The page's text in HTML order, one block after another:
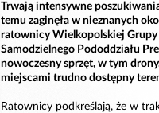
Trwają intensywne
temu zaginęła w nieznanych
ratownicy Wielkopolskiej
Samodzielnego Pododdziału
nowoczesny sprzęt, w tym
miejscami trudno dostępny
Ratownicy podkreślają, że w